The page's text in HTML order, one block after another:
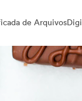
de